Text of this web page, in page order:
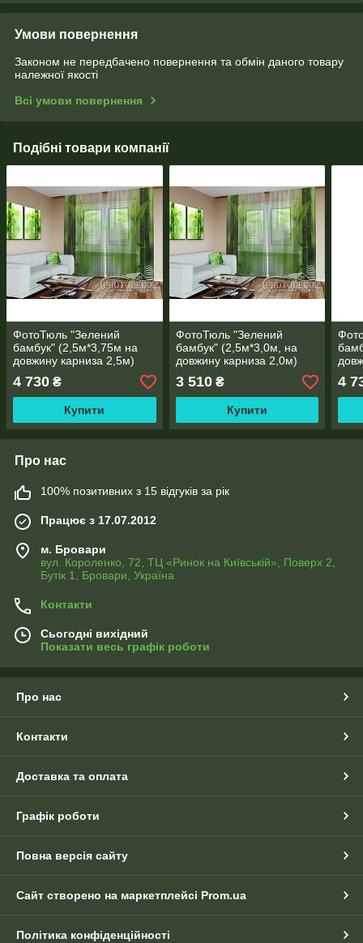
Умови повернення
Законом не передбачено повернення та обмін даного товару
належної якості
Всі умови повернення
Подібні товари компанії
ФотоТюль "Зелений
бамбук" (2,5м*3,75м на
довжину карниза 2,5м)
4 730 ₴
Купити
ФотоТюль "Зелений
бамбук" (2,5м*3,0м, на
довжину карниза 2,0м)
3 510₴
Купити
4
Про нас
100% позитивних з 15 відгуків за рік
Працює з 17.07.2012
м. Бровари
вул. Короленко, 72, ТЦ «Ринок на Київській», Поверх 2,
Бутік 1, Бровари, Україна
Контакти
Сьогодні вихідний
Показати весь графік роботи
Про нас
Контакти
Доставка та оплата
Графік роботи
Повна версія сайту
Сайт створено на маркетплейсі Prom.ua
Політика конфіденційності